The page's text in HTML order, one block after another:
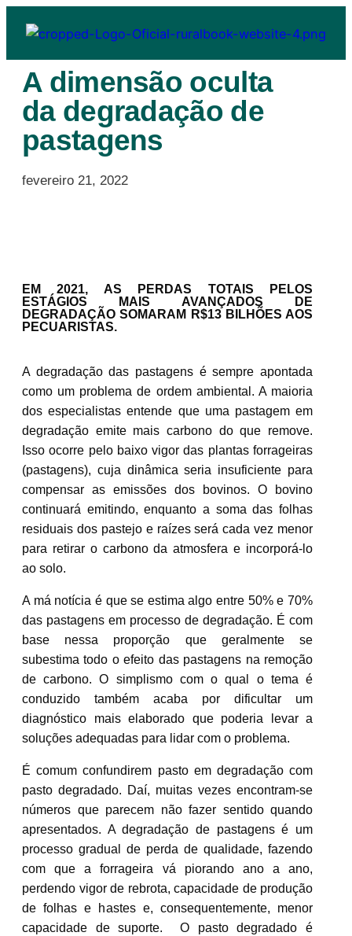
A dimensão oculta
da degradação de
pastagens
fevereiro 21, 2022
EM 2021, AS PERDAS TOTAIS PELOS
ESTÁGIOS MAIS AVANÇADOS DE
DEGRADAÇÃO SOMARAM R$13 BILHÕES AOS
PECUARISTAS.
A degradação das pastagens é sempre apontada
como um problema de ordem ambiental. A maioria
dos especialistas entende que uma pastagem em
degradação emite mais carbono do que remove.
Isso ocorre pelo baixo vigor das plantas forrageiras
(pastagens), cuja dinâmica seria insuficiente para
compensar as emissões dos bovinos. O bovino
continuará emitindo, enquanto a soma das folhas
residuais dos pastejo e raízes será cada vez menor
para retirar o carbono da atmosfera e incorporá-lo
ao solo.
A má notícia é que se estima algo entre 50% e 70%
das pastagens em processo de degradação. É com
base nessa proporção que geralmente se
subestima todo o efeito das pastagens na remoção
de carbono. O simplismo com o qual o tema é
conduzido também acaba por dificultar um
diagnóstico mais elaborado que poderia levar a
soluções adequadas para lidar com o problema.
É comum confundirem pasto em degradação com
pasto degradado. Daí, muitas vezes encontram-se
números que parecem não fazer sentido quando
apresentados. A degradação de pastagens é um
processo gradual de perda de qualidade, fazendo
com que a forrageira vá piorando ano a ano,
perdendo vigor de rebrota, capacidade de produção
de folhas e hastes e, consequentemente, menor
capacidade de suporte. O pasto degradado é